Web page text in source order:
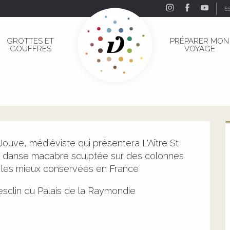
GROTTES ET
GOUFFRES
PRÉPARER MON
VOYAGE
médiéviste qui présentera L'Aître St
macabre sculptée sur des colonnes
mieux conservées en France
du Palais de la Raymondie